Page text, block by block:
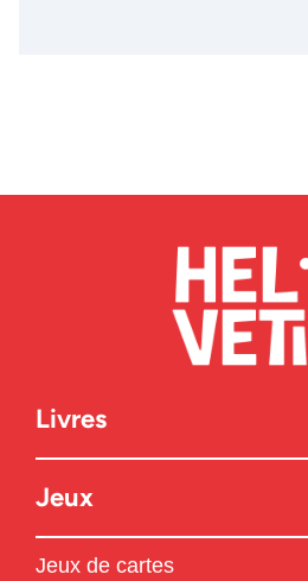
Livres
Jeux
Jeux de cartes